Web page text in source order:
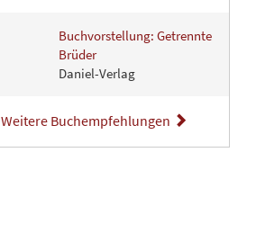
Buchvorstellung: Getrennte
Brüder
Daniel-Verlag
Weitere Buchempfehlungen